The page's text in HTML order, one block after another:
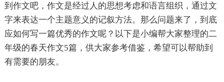
到作文吧，作文是经过人的思想考虑和语言组织，通过文
字来表达一个主题意义的记叙方法。那么问题来了，到底
应如何写一篇优秀的作文呢？以下是小编帮大家整理的二
年级的春天作文5篇，供大家参考借鉴，希望可以帮助到
有需要的朋友。